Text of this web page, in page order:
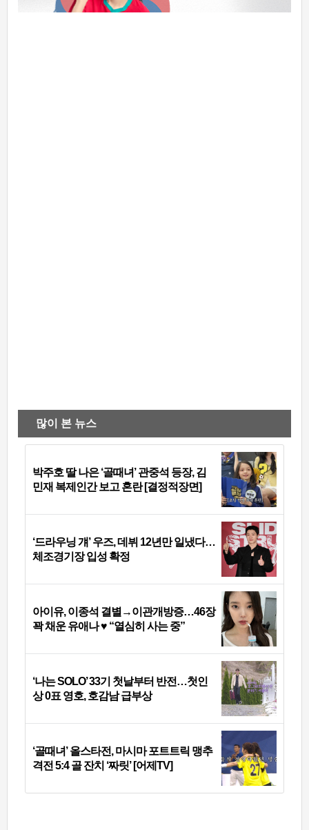
많이 본 뉴스
박주호 딸 나은 ‘골때녀’ 관중석 등장, 김
민재 복제인간 보고 혼란 [결정적장면]
‘드라우닝 걔’ 우즈, 데뷔 12년만 일냈다…
체조경기장 입성 확정
아이유, 이종석 결별→이관개방증…46장
꽉 채운 유애나 ♥ “열심히 사는 중”
‘나는 SOLO’ 33기 첫날부터 반전…첫인
상 0표 영호, 호감남 급부상
‘골때녀’ 올스타전, 마시마 포트트릭 맹추
격전 5:4 골 잔치 ‘짜릿’ [어제TV]